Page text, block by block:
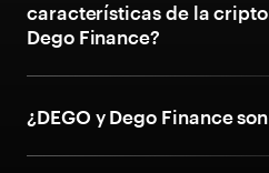
características de la
Dego Finance?
¿DEGO y Dego Finance